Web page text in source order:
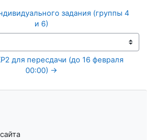
задания (группы 4
и 6)
для пересдачи (до 16 февраля
00:00) →